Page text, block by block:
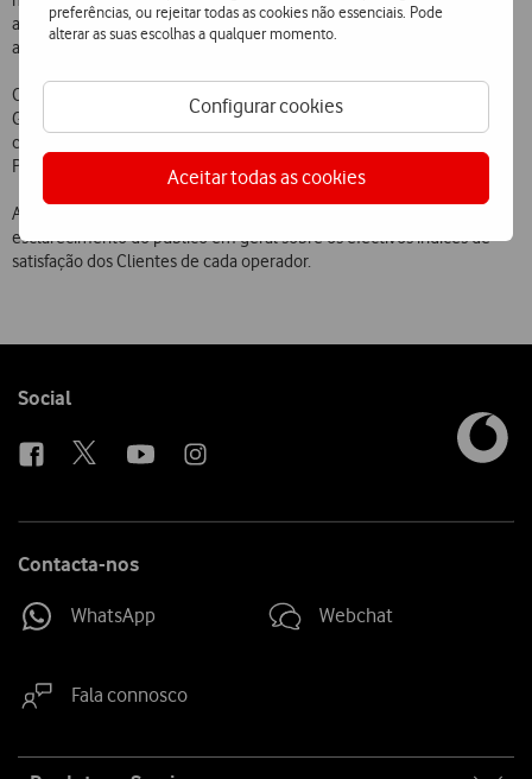
preferências, ou rejeitar todas as cookies não essenciais. Pode
alterar as suas escolhas a qualquer momento.
Configurar cookies
Aceitar todas as cookies
assim uma análise comparativa entre os diferentes sectores de
actividade em cada país.
O ECSI Portugal é realizado pelo Instituto Superior de Estatística e
Gestão de Informação da Universidade Nova de Lisboa em parceria
com a Associação Portuguesa para a Qualidade e o Instituto
Português da Qualidade.
A divulgação deste estudo contribui, mais uma vez, para o
esclarecimento do público em geral sobre os efectivos índices de
satisfação dos Clientes de cada operador.
Follow
Social
Contacta-nos
WhatsApp Webchat
Fala connosco